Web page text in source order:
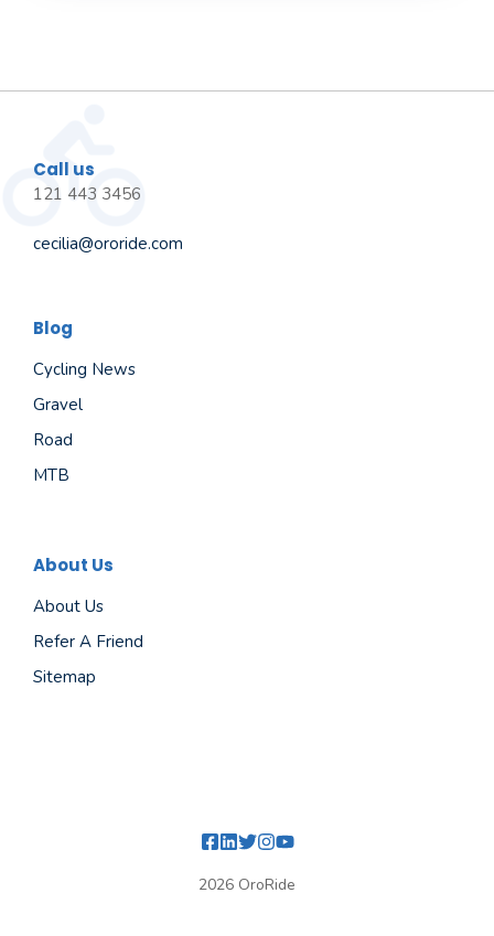
Call us
121 443 3456
cecilia@ororide.com
Blog
Cycling News
Gravel
Road
MTB
About Us
About Us
Refer A Friend
Sitemap
2026 OroRide